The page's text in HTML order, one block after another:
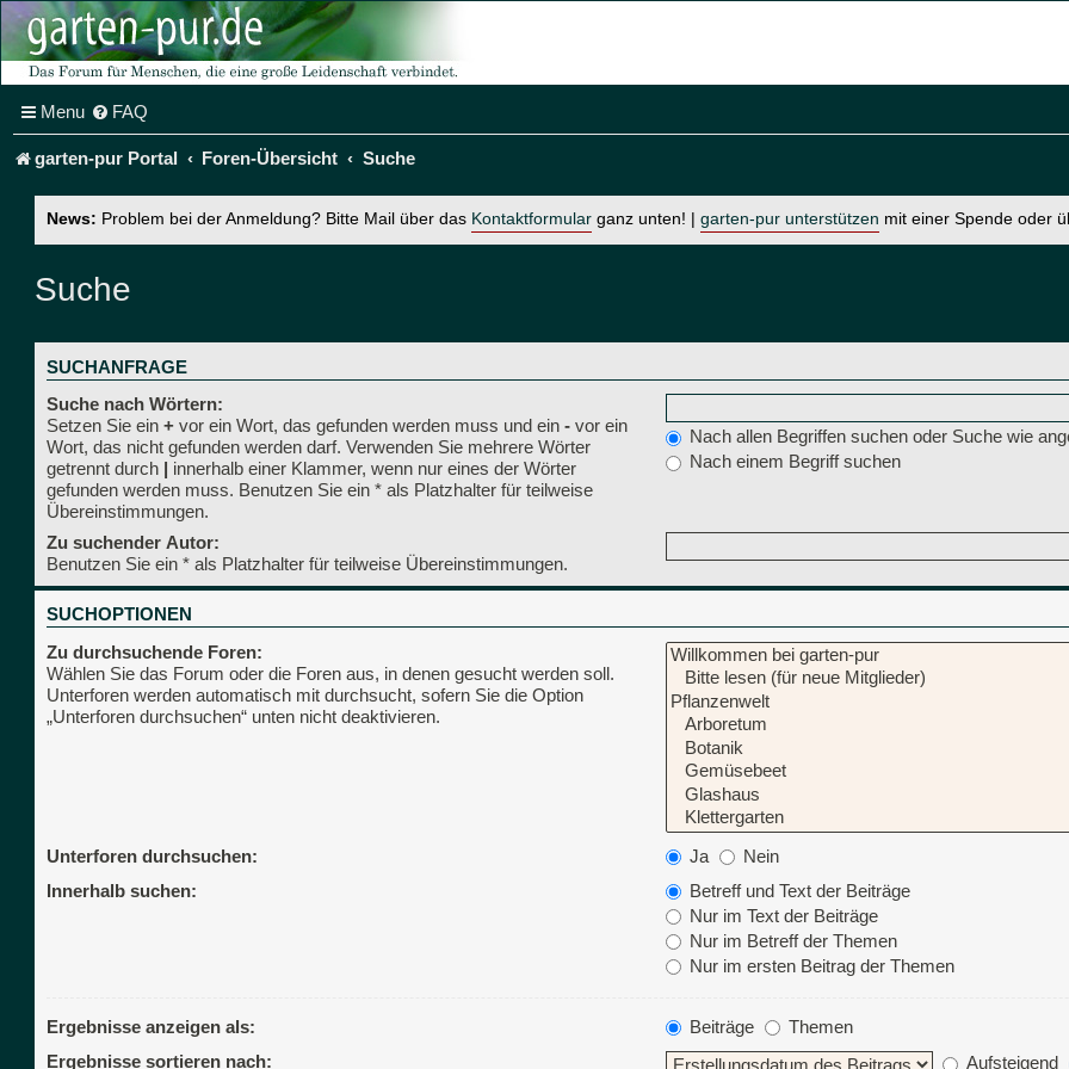
Menu FAQ
garten-pur Portal Foren-Übersicht Suche
News: Problem bei der Anmeldung? Bitte Mail über das Kontaktformular ganz unten! | garten-pur unterstützen mit einer Spende oder
Suche
SUCHANFRAGE
Suche nach Wörtern:
Setzen Sie ein + vor ein Wort, das gefunden werden muss und ein - vor ein
Wort, das nicht gefunden werden darf. Verwenden Sie mehrere Wörter
getrennt durch | innerhalb einer Klammer, wenn nur eines der Wörter
gefunden werden muss. Benutzen Sie ein * als Platzhalter für teilweise
Übereinstimmungen.
Nach allen Begriffen suchen oder Suche wie
Nach einem Begriff suchen
Zu suchender Autor:
Benutzen Sie ein * als Platzhalter für teilweise Übereinstimmungen.
SUCHOPTIONEN
Zu durchsuchende Foren:
Wählen Sie das Forum oder die Foren aus, in denen gesucht werden soll.
Unterforen werden automatisch mit durchsucht, sofern Sie die Option
„Unterforen durchsuchen“ unten nicht deaktivieren.
Unterforen durchsuchen: Ja
Nein
Innerhalb suchen:
Betreff und Text der Beiträge
Nur im Text der Beiträge
Nur im Betreff der Themen
Nur im ersten Beitrag der Themen
Ergebnisse anzeigen als: Beiträge
Themen
Ergebnisse sortieren nach:
Aufsteigend